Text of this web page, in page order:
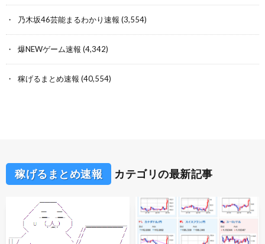
乃木坂46芸能まるわかり速報 (3,554)
爆NEWゲーム速報 (4,342)
稼げるまとめ速報 (40,554)
稼げるまとめ速報 カテゴリの最新記事